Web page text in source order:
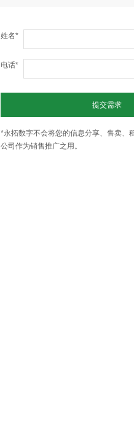
姓名*
电话*
提交需求
*永拓数字不会将您的信息分享、售卖、
公司作为销售推广之用。